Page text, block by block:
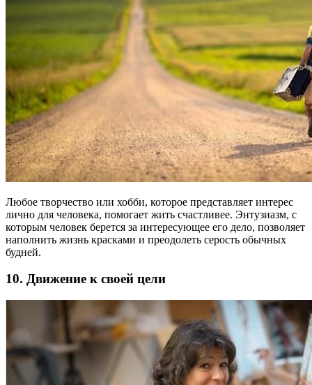
Любое творчество или хобби, которое представляет интерес
лично для человека, помогает жить счастливее. Энтузиазм, с
которым человек берется за интересующее его дело, позволяет
наполнить жизнь красками и преодолеть серость обычных
будней.
10. Движение к своей цели